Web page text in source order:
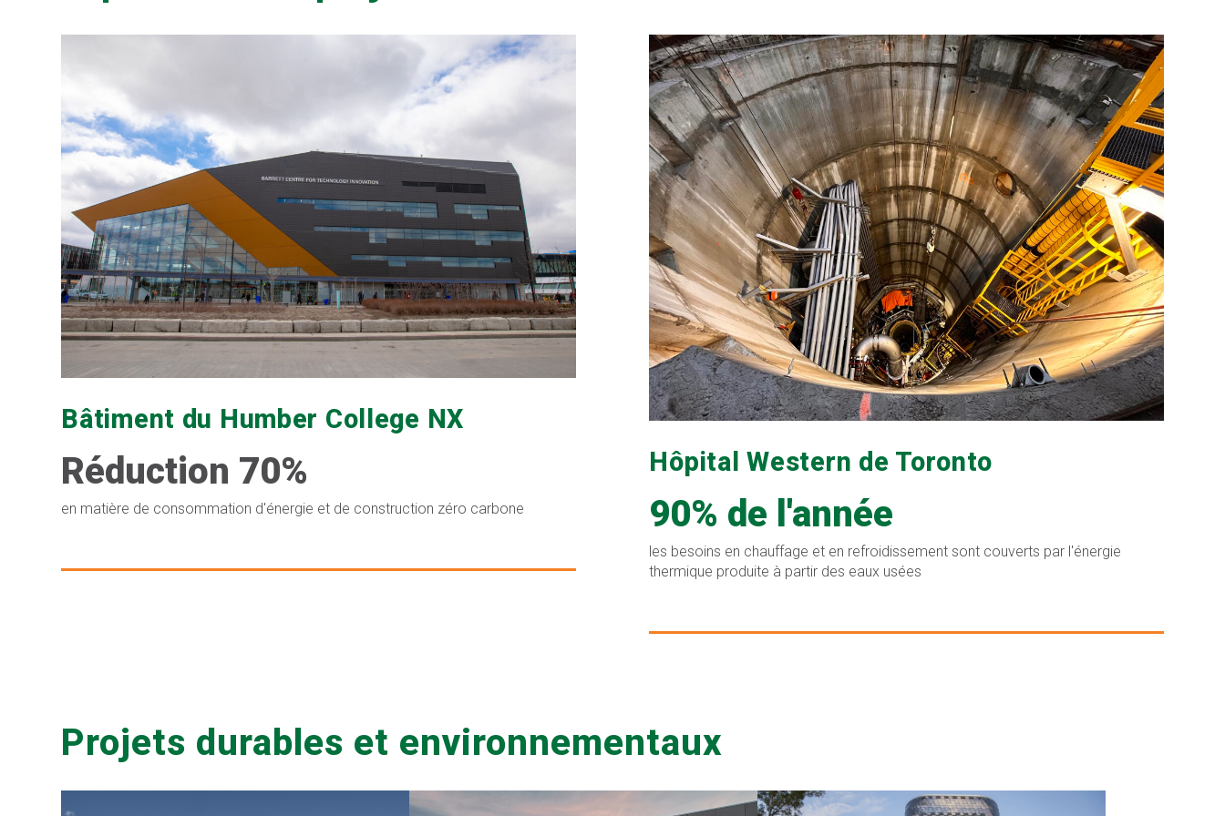
Bâtiment du Humber College NX
Réduction 70%
en matière de consommation d'énergie et de construction zéro carbone
Hôpital Western de Toronto
90% de l'année
les besoins en chauffage et en refroidissement sont couverts par l'énergie
thermique produite à partir des eaux usées
Projets durables et environnementaux